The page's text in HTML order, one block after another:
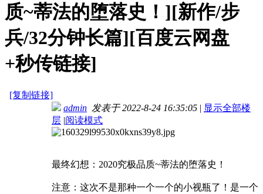
质~蒂法的堕落史！][新作/步
兵/32分钟长篇][百度云网盘
+秒传链接]
[复制链接]
admin 发表于 2022-8-24 16:35:05 | 显示全部楼
层 |阅读模式
最终幻想：2020究极品质~蒂法的堕落史！
注意：这次不是那种一个一个的小视瓶了！是一个